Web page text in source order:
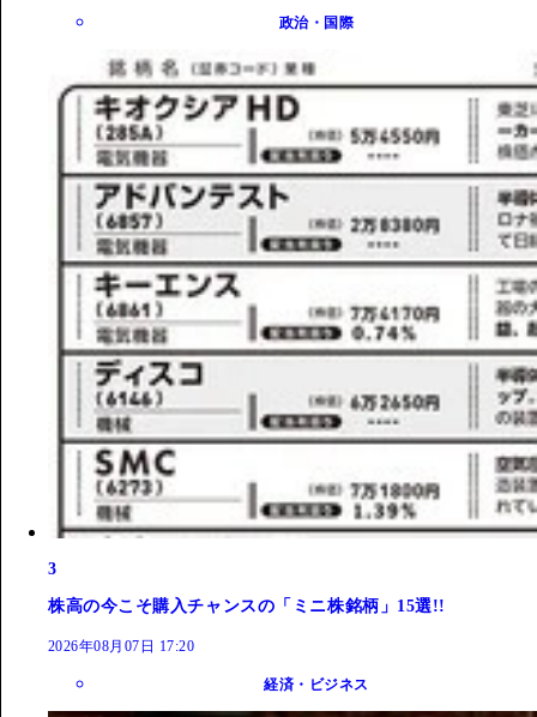
政治・国際
3
株高の今こそ購入チャンスの「ミニ株銘柄」15選!!
2026年08月07日 17:20
経済・ビジネス